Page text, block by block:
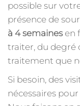
possible sur
présence de
à 4 semainesen
traiter, du degré
traitement que
Si besoin, des
nécessaires